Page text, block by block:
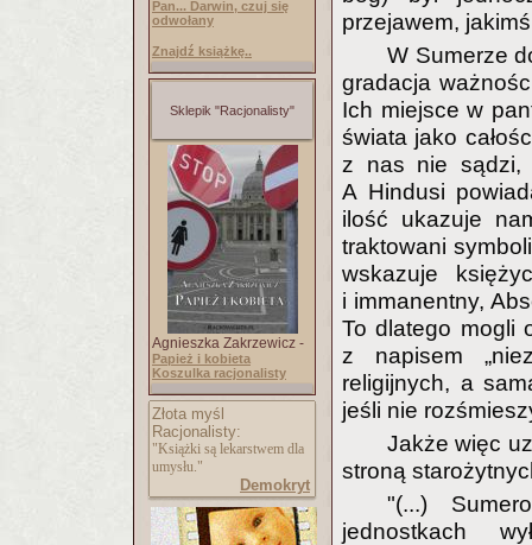
Pan... Darwin, czuj się
odwołany
Znajdź książkę..
Sklepik "Racjonalisty"
Agnieszka Zakrzewicz -
Papież i kobieta
Koszulka racjonalisty
Złota myśl
Racjonalisty:
"Książki są lekarstwem dla
umysłu."
Demokryt
przejawem,
W Sumerze
gradacja
Ich miejsce w
świata jako
z nas nie sądzi,
A Hindusi
ilość ukazuje
traktowani
wskazuje
i immanentny,
To dlatego mogli
z napisem
religijnych, a
jeśli nie
Jakże więc
stroną
"(...)
jednostkach